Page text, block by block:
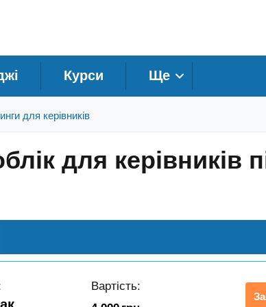
Курси Ще
для керівників
для керівників
Вартість: